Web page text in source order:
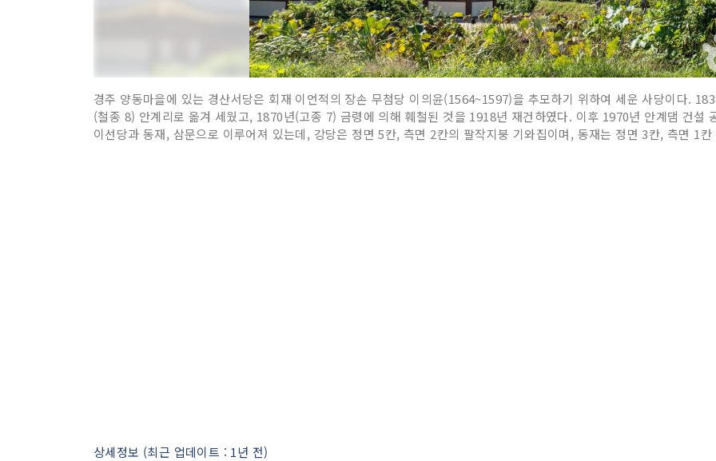
경주 양동마을에 있는 경산서당은 회재 이언적의 장손 무첨당 이의윤(1564~1597)을 추모하기 위하여 세운 사당이다.
(철종 8) 안계리로 옮겨 세웠고, 1870년(고종 7) 금령에 의해 훼철된 것을 1918년 재건하였다. 이후 1970년 안계댐 건설
이선당과 동재, 삼문으로 이루어져 있는데, 강당은 정면 5칸, 측면 2칸의 팔작지붕 기와집이며, 동재는 정면 3칸, 측면 1
상세정보 (최근 업데이트 : 1년 전)